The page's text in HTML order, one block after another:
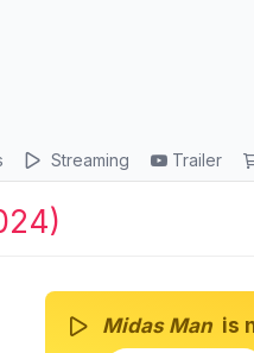
Streaming Trailer
Midas Man is